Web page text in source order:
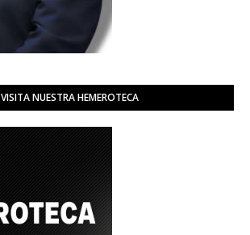
VISITA NUESTRA HEMEROTECA